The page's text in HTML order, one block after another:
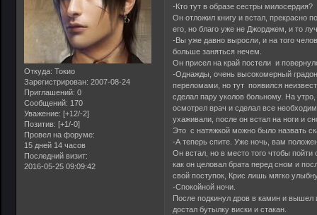
Откуда: Токио
Зарегистрирован: 2007-08-24
Приглашений: 0
Сообщений: 170
Уважение: [+12/-2]
Позитив: [+1/-0]
Провел на форуме:
15 дней 14 часов
Последний визит:
2016-05-25 09:09:42
-Кто тут в образе сестры милосердия?
Он отложил книгу и встал, прекрасно
его, но благо уже не Джорджем, и то
-Вы уже давно выросли, и на того
больше заняться нечем.
Он присел на край постели и
-Однажды, очень высокомерный
переломами, но тут появился
сделал пару уколов больному. На
осмотрел врач и сделал все
ухаживали, после он встал на ноги и
Это с натяжкой можно было назвать
-А теперь спите. Уже ночь, вам
Он встал, но в место того чтобы пойти
как он целовал брата перед сном и
свой поступок, Крис лишь мягко
-Спокойной ночи.
После подкинул дров в камин и вышел
достал бутылку виски и стакан.